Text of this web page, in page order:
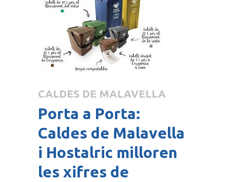
CALDES DE MALAVELLA
Porta a Porta:
Caldes de Malavella
i Hostalric milloren
les xifres de